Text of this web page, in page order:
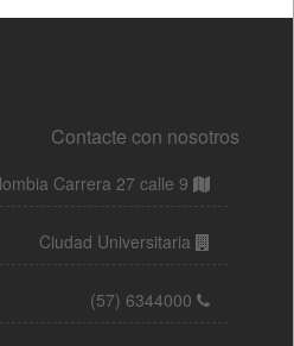
Contacte con nosotros
Carrera 27 calle 9
Ciudad Universitaria
(57) 6344000